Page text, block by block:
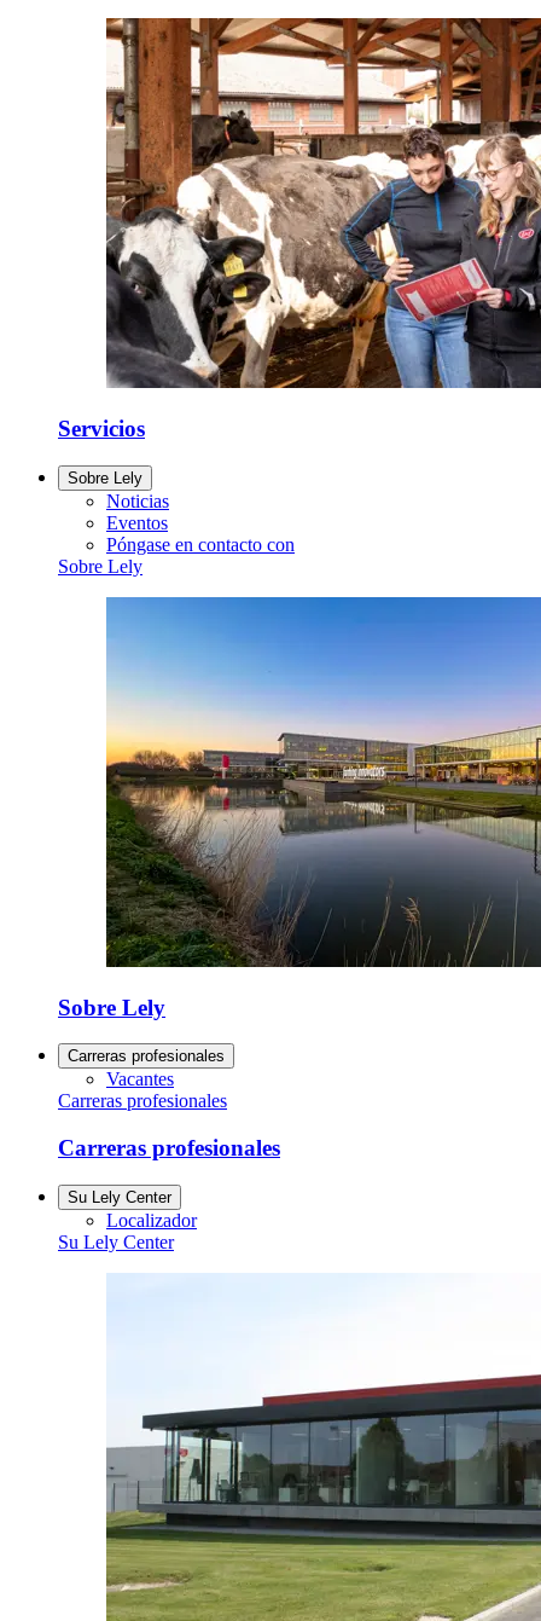
Servicios
Sobre Lely
Noticias
Eventos
Póngase en contacto con
Sobre Lely
Sobre Lely
Carreras profesionales
Vacantes
Carreras profesionales
Carreras profesionales
Su Lely Center
Localizador
Su Lely Center